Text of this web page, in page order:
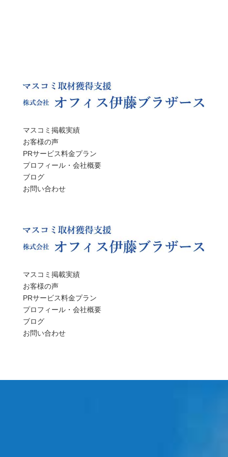
マスコミ掲載実績
お客様の声
PRサービス料金プラン
プロフィール・会社概要
ブログ
お問い合わせ
マスコミ掲載実績
お客様の声
PRサービス料金プラン
プロフィール・会社概要
ブログ
お問い合わせ